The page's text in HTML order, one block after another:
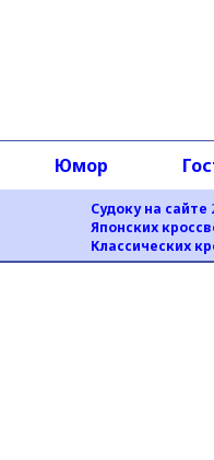
Судоку на сайте
Японских
Классических
Юмор